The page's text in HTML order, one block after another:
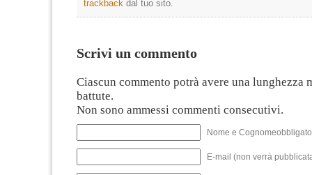
trackback dal tuo sito.
Scrivi un commento
Ciascun commento potrà avere una lunghezza
battute.
Non sono ammessi commenti consecutivi.
Nome e
E-mail (non verrà